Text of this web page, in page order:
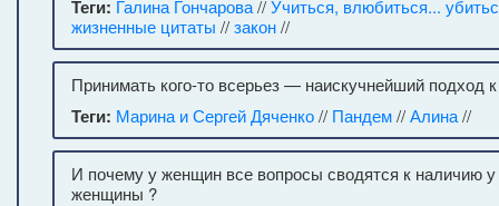
Теги: Галина Гончарова//Учиться, влюбиться...
жизненные цитаты //закон//
Принимать кого-то всерьез — наискучнейший подход
Теги: Марина и Сергей Дяченко// Пандем//Алина//
И почему у женщин все вопросы сводятся к наличию
женщины ?